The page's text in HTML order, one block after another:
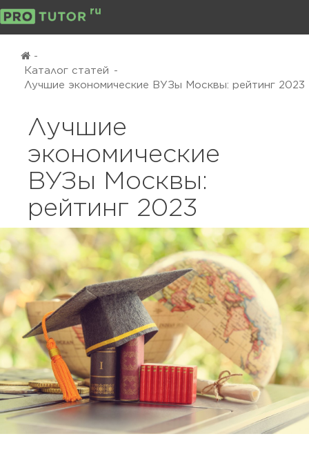
-
Каталог статей -
Лучшие экономические ВУЗы Москвы: рейтинг 2023
Лучшие
экономические
ВУЗы Москвы:
рейтинг 2023